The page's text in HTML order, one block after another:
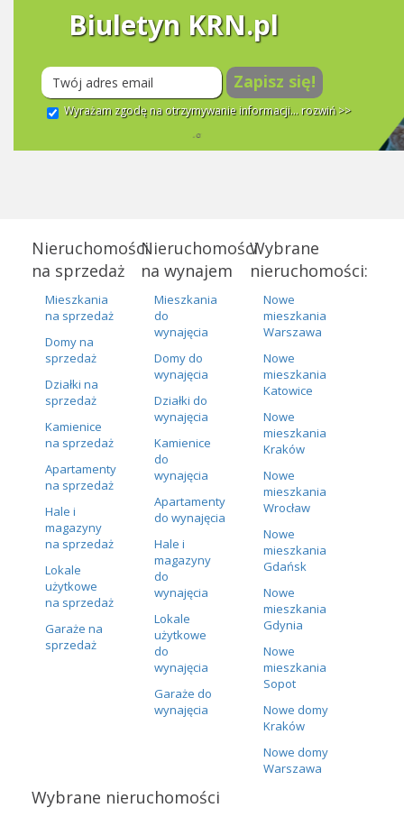
Biuletyn KRN.pl
Zapisz się!
Wyrażam zgodę na otrzymywanie informacji... rozwiń >>
Nieruchomości
na sprzedaż
Mieszkania
na sprzedaż
Domy na
sprzedaż
Działki na
sprzedaż
Kamienice
na sprzedaż
Apartamenty
na sprzedaż
Hale i
magazyny
na sprzedaż
Lokale
użytkowe
na sprzedaż
Garaże na
sprzedaż
Nieruchomości
na wynajem
Mieszkania
do
wynajęcia
Domy do
wynajęcia
Działki do
wynajęcia
Kamienice
do
wynajęcia
Apartamenty
do wynajęcia
Hale i
magazyny
do
wynajęcia
Lokale
użytkowe
do
wynajęcia
Garaże do
wynajęcia
Wybrane
nieruchomości:
Nowe
mieszkania
Warszawa
Nowe
mieszkania
Katowice
Nowe
mieszkania
Kraków
Nowe
mieszkania
Wrocław
Nowe
mieszkania
Gdańsk
Nowe
mieszkania
Gdynia
Nowe
mieszkania
Sopot
Nowe domy
Kraków
Nowe domy
Warszawa
Wybrane nieruchomości